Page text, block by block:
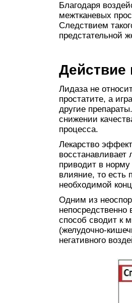
Благодаря
межтканевых
Следствием
предстательной
Действие
Лидаза не
простатите, а
другие
снижении
процесса.
Лекарство
приводит в норму
влияние, то есть
необходимой
Одним из
непосредственно
способ сводит к
(желудочно-
негативного